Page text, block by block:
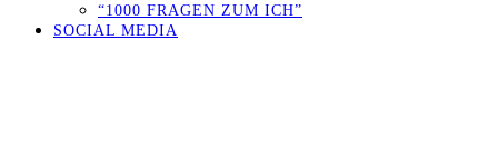
“1000 FRAGEN ZUM ICH”
SOCIAL MEDIA